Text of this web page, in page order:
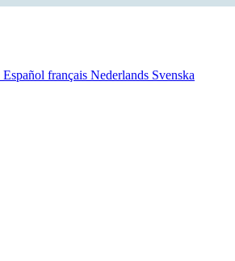
Español français Nederlands Svenska